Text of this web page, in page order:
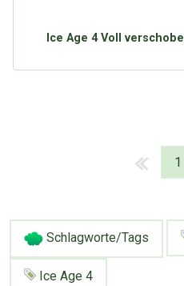
Ice Age 4 Voll
1
Schlagworte/Tags
Ice Age 4